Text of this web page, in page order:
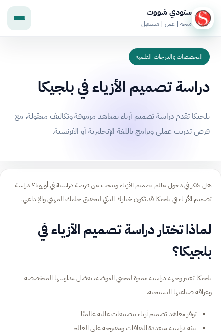
ستودي شووت
منحة | عمل | مستقبل
التخصصات والدرجات العلمية
دراسة تصميم الأزياء في بلجيكا
بلجيكا تقدم دراسة تصميم أزياء بمعاهد مرموقة وتكاليف معقولة، مع
فرص تدريب عملي وبرامج باللغة الإنجليزية أو الفرنسية.
هل تفكر في دخول عالم تصميم الأزياء وتبحث عن فرصة دراسية في أوروبا؟ دراسة
تصميم الأزياء في بلجيكا قد تكون خيارك الذكي لتحقيق حلمك المهني والإبداعي.
لماذا تختار دراسة تصميم الأزياء في
بلجيكا؟
بلجيكا تعتبر وجهة دراسية مميزة لمحبي الموضة، بفضل مدارسها المتخصصة
وعراقة صناعتها النسيجية.
توفر معاهد تصميم أزياء بتصنيفات عالية عالميًا
بيئة دراسية متعددة الثقافات ومفتوحة على العالم